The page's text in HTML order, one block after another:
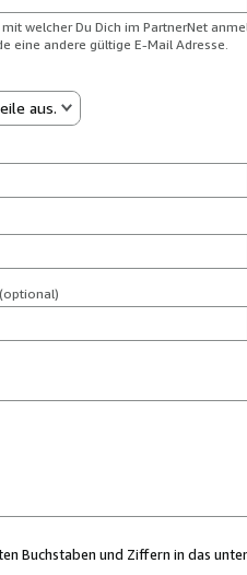
welcher Du Dich im PartnerNet
eine andere gültige E-Mail Adresse.
aus.
(optional)
Buchstaben und Ziffern in das